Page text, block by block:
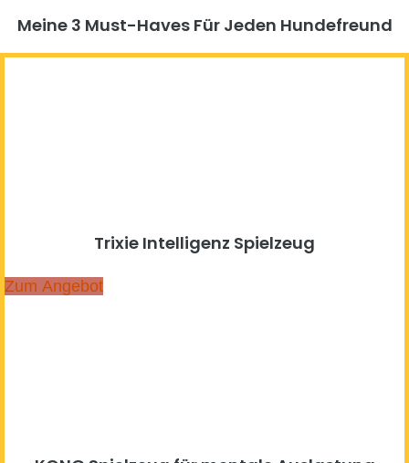
Meine 3 Must-Haves Für Jeden Hundefreund​
Trixie Intelligenz Spielzeug
Zum Angebot